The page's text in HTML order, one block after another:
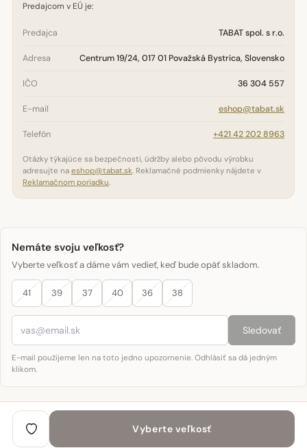
Predajcom v EÚ je:
Predajca TABAT spol. s r.o.
Adresa Centrum 19/24, 017 01 Považská Bystrica, Slovensko
IČO 36 304 557
E-mail eshop@tabat.sk
Telefón +421 42 202 8963
Otázky týkajúce sa bezpečnosti, údržby alebo pôvodu výrobku
adresujte na eshop@tabat.sk. Reklamačné podmienky nájdete v
Reklamačnom poriadku.
Nemáte svoju veľkosť?
Vyberte veľkosť a dáme vám vedieť, keď bude opäť skladom.
41 39 37 40 36 38
Sledovať
E-mail použijeme len na toto jedno upozornenie. Odhlásiť sa dá jedným
klikom.
Vyberte veľkosť